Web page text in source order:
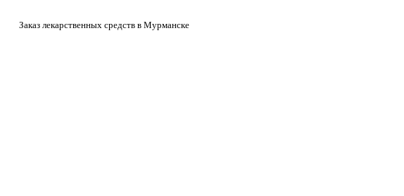
Заказ лекарственных средств в Мурманске